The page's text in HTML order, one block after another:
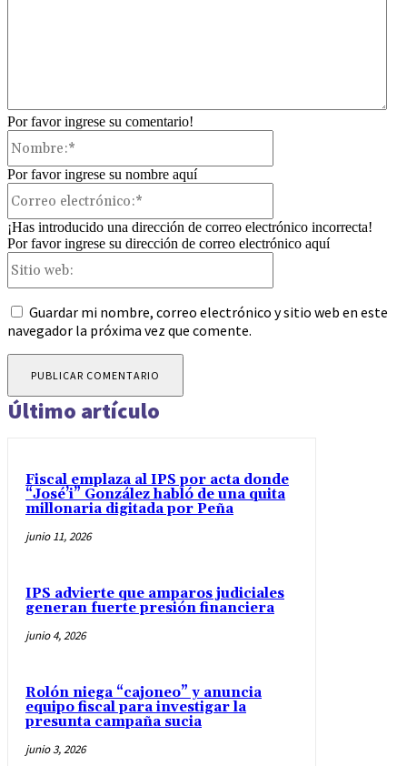
Por favor ingrese su comentario!
Por favor ingrese su nombre aquí
¡Has introducido una dirección de correo electrónico incorrecta!
Por favor ingrese su dirección de correo electrónico aquí
Guardar mi nombre, correo electrónico y sitio web en este
navegador la próxima vez que comente.
Último artículo
Fiscal emplaza al IPS por acta donde
“José’i” González habló de una quita
millonaria digitada por Peña
junio 11, 2026
IPS advierte que amparos judiciales
generan fuerte presión financiera
junio 4, 2026
Rolón niega “cajoneo” y anuncia
equipo fiscal para investigar la
presunta campaña sucia
junio 3, 2026